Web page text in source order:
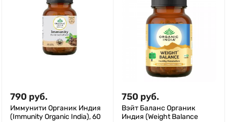
790 руб.
Иммунити Органик Индия
(Immunity Organic India), 60
750 руб.
Вэйт Баланс Органик
Индия (Weight Balance